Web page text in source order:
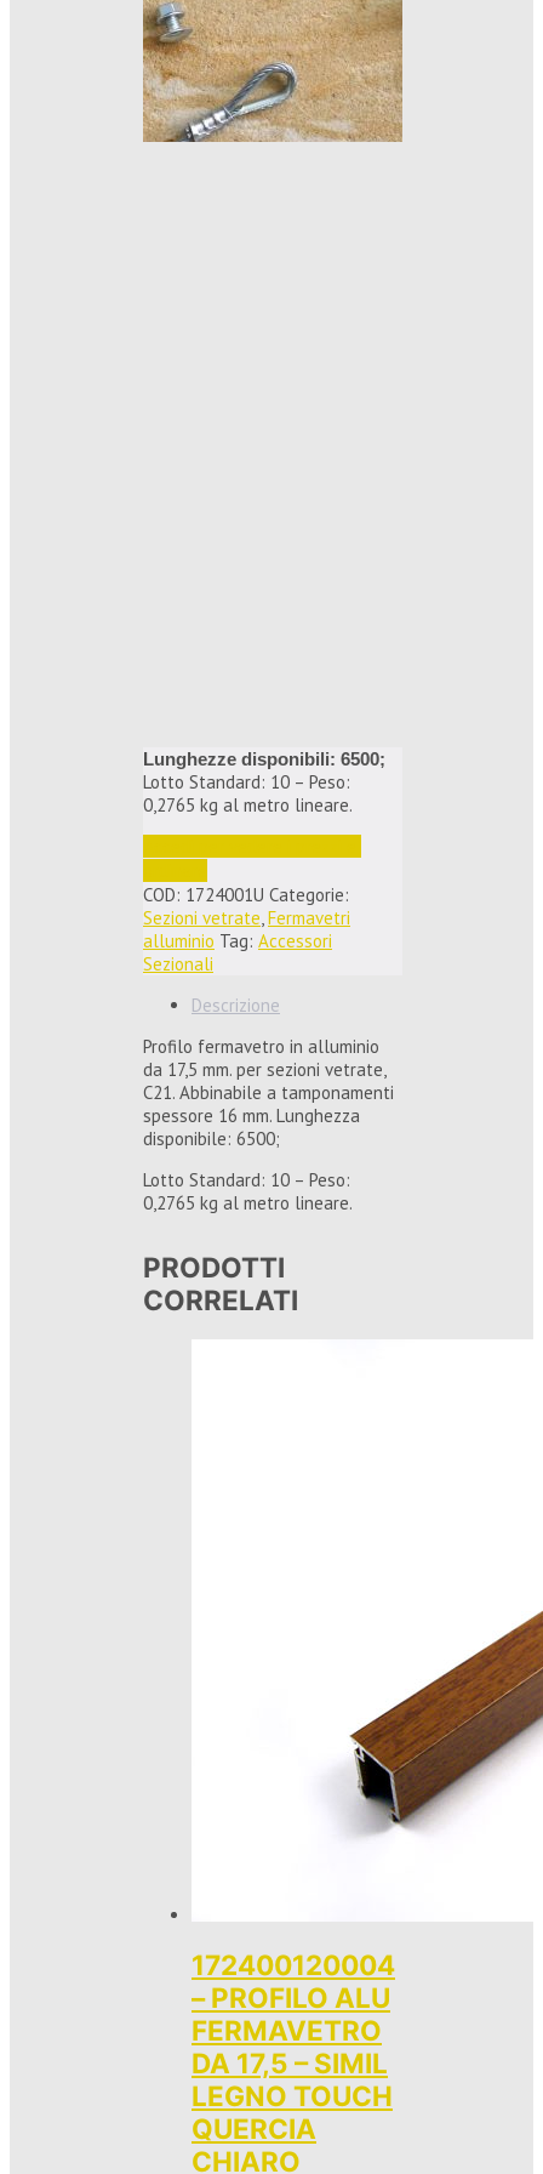
Lunghezze disponibili: 6500;
Lotto Standard: 10 – Peso:
0,2765 kg al metro lineare.
COD: 1724001U Categorie:
Sezioni vetrate,Fermavetri
alluminio Tag: Accessori
Sezionali
Descrizione
Profilo fermavetro in alluminio
da 17,5 mm. per sezioni vetrate,
C21. Abbinabile a tamponamenti
spessore 16 mm. Lunghezza
disponibile: 6500;
Lotto Standard: 10 – Peso:
0,2765 kg al metro lineare.
PRODOTTI
CORRELATI
172400120004
– PROFILO ALU
FERMAVETRO
DA 17,5 – SIMIL
LEGNO TOUCH
QUERCIA
CHIARO